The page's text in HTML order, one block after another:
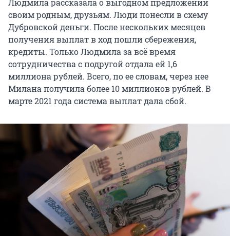
Людмила рассказала о выгодном предложении
своим родным, друзьям. Люди понесли в схему
Дубровской деньги. После нескольких месяцев
получения выплат в ход пошли сбережения,
кредиты. Только Людмила за всё время
сотрудничества с подругой отдала ей 1,6
миллиона рублей. Всего, по ее словам, через нее
Милана получила более 10 миллионов рублей. В
марте 2021 года система выплат дала сбой.